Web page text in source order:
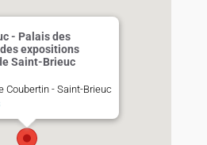
- Palais des
expositions
Saint-Brieuc
Coubertin - Saint-Brieuc